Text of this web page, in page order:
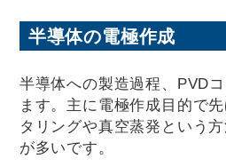
半導体の電極作成
半導体への製造過程、PVD
ます。主に電極作成目的で
タリングや真空蒸発という
が多いです。